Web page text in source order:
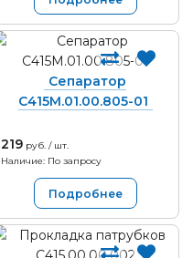
Сепаратор
С415М.01.00.805-01
219 руб. / шт.
Наличие: По запросу
Подробнее